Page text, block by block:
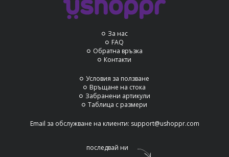
За нас
FAQ
Обратна връзка
Контакти
Условия за ползване
Връщане на стока
Забранени артикули
Таблица с размери
Email за обслужване на клиенти: support@ushoppr.com
последвай ни